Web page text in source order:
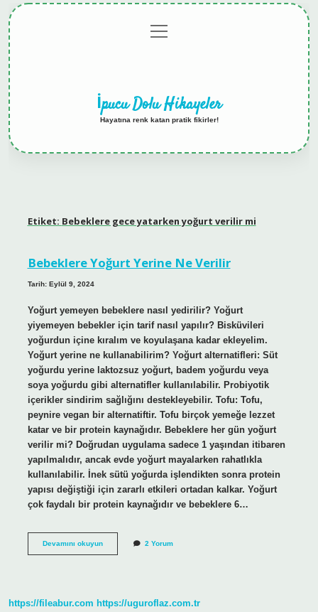
menüyü
aç
İpucu Dolu Hikayeler
Hayatına renk katan pratik fikirler!
Etiket: Bebeklere gece yatarken yoğurt verilir mi
Bebeklere Yoğurt Yerine Ne Verilir
Tarih: Eylül 9, 2024
Yoğurt yemeyen bebeklere nasıl yedirilir? Yoğurt
yiyemeyen bebekler için tarif nasıl yapılır? Bisküvileri
yoğurdun içine kıralım ve koyulaşana kadar ekleyelim.
Yoğurt yerine ne kullanabilirim? Yoğurt alternatifleri: Süt
yoğurdu yerine laktozsuz yoğurt, badem yoğurdu veya
soya yoğurdu gibi alternatifler kullanılabilir. Probiyotik
içerikler sindirim sağlığını destekleyebilir. Tofu: Tofu,
peynire vegan bir alternatiftir. Tofu birçok yemeğe lezzet
katar ve bir protein kaynağıdır. Bebeklere her gün yoğurt
verilir mi? Doğrudan uygulama sadece 1 yaşından itibaren
yapılmalıdır, ancak evde yoğurt mayalarken rahatlıkla
kullanılabilir. İnek sütü yoğurda işlendikten sonra protein
yapısı değiştiği için zararlı etkileri ortadan kalkar. Yoğurt
çok faydalı bir protein kaynağıdır ve bebeklere 6…
Devamını okuyunBebeklere
2 Yorum
https://fileabur.com https://uguroflaz.com.tr